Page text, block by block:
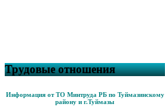
Трудовые отношения
Информация от ТО Минтруда РБ по Туймазинскому
району и г.Туймазы